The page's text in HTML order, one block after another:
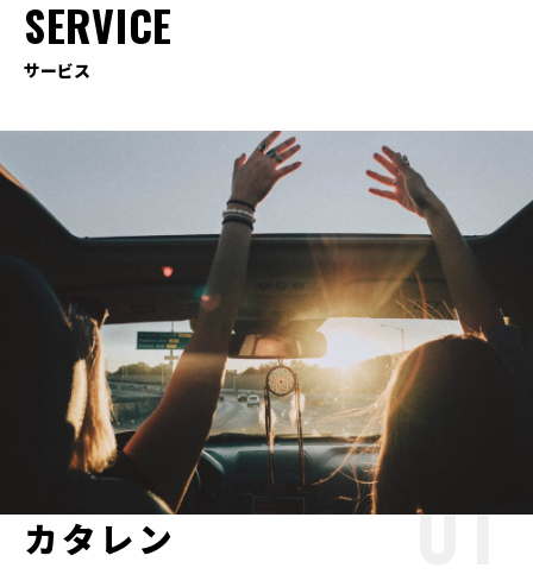
SERVICE
サービス
カタレン